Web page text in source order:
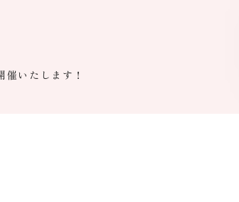
いたします！